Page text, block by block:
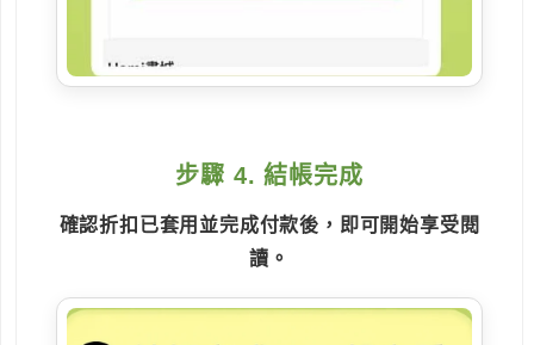
步驟 4. 結帳完成
確認折扣已套用並完成付款後，即可開始享受閱
讀。